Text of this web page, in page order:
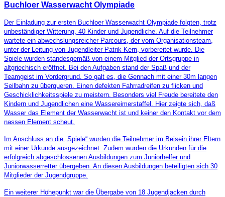
Buchloer Wasserwacht Olympiade
Der Einladung zur ersten Buchloer Wasserwacht Olympiade folgten, trotz
unbeständiger Witterung, 40 Kinder und Jugendliche. Auf die Teilnehmer
wartete ein abwechslungsreicher Parcours, der vom Organisationsteam,
unter der Leitung von Jugendleiter Patrik Kern, vorbereitet wurde. Die
Spiele wurden standesgemäß von einem Mitglied der Ortsgruppe in
altgriechisch eröffnet. Bei den Aufgaben stand der Spaß und der
Teamgeist im Vordergrund. So galt es, die Gennach mit einer 30m langen
Seilbahn zu überqueren. Einen defekten Fahrradreifen zu flicken und
Geschicklichkeitsspiele zu meistern. Besonders viel Freude bereitete den
Kindern und Jugendlichen eine Wassereimerstaffel. Hier zeigte sich, daß
Wasser das Element der Wasserwacht ist und keiner den Kontakt vor dem
nassen Element scheut.
Im Anschluss an die „Spiele“ wurden die Teilnehmer im Beisein ihrer Eltern
mit einer Urkunde ausgezeichnet. Zudem wurden die Urkunden für die
erfolgreich abgeschlossenen Ausbildungen zum Juniorhelfer und
Juniorwasserretter übergeben. An diesen Ausbildungen beteiligten sich 30
Mitglieder der Jugendgruppe.
Ein weiterer Höhepunkt war die Übergabe von 18 Jugendjacken durch